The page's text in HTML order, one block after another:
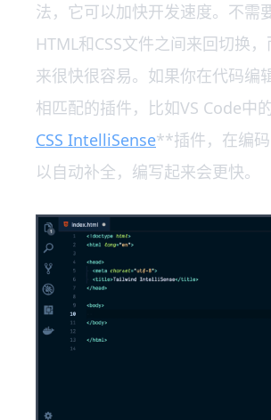
法，它可以加快开发速度。不需
HTML和CSS文件之间来回切换
来很快很容易。如果你在代码编
相匹配的插件，比如VS Code中
CSS IntelliSense**插件，在编
以自动补全，编写起来会更快。